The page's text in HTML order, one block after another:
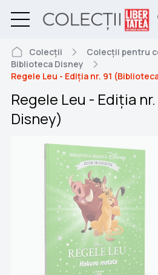
Colecții
Colecții pentru
Biblioteca Disney
Regele Leu - Ediția nr. 91
Regele Leu - Ediția
Disney)